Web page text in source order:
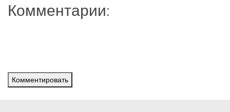
Комментарии:
Комментировать